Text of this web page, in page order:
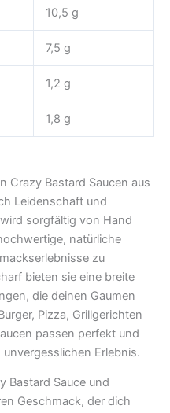
10,5 g
7,5 g
1,2 g
1,8 g
Crazy Bastard Saucen aus
Leidenschaft und
sorgfältig von Hand
natürliche
zu
bieten sie eine breite
die deinen Gaumen
Pizza, Grillgerichten
passen perfekt und
Erlebnis.
Bastard Sauce und
Geschmack, der dich